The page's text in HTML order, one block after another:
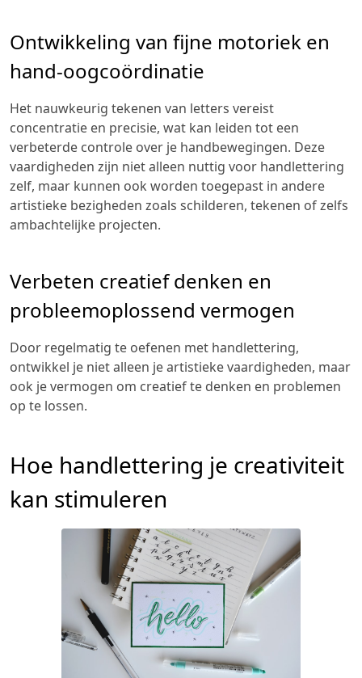
Ontwikkeling van fijne motoriek en
hand-oogcoördinatie
Het nauwkeurig tekenen van letters vereist
concentratie en precisie, wat kan leiden tot een
verbeterde controle over je handbewegingen. Deze
vaardigheden zijn niet alleen nuttig voor handlettering
zelf, maar kunnen ook worden toegepast in andere
artistieke bezigheden zoals schilderen, tekenen of zelfs
ambachtelijke projecten.
Verbeten creatief denken en
probleemoplossend vermogen
Door regelmatig te oefenen met handlettering,
ontwikkel je niet alleen je artistieke vaardigheden, maar
ook je vermogen om creatief te denken en problemen
op te lossen.
Hoe handlettering je creativiteit
kan stimuleren